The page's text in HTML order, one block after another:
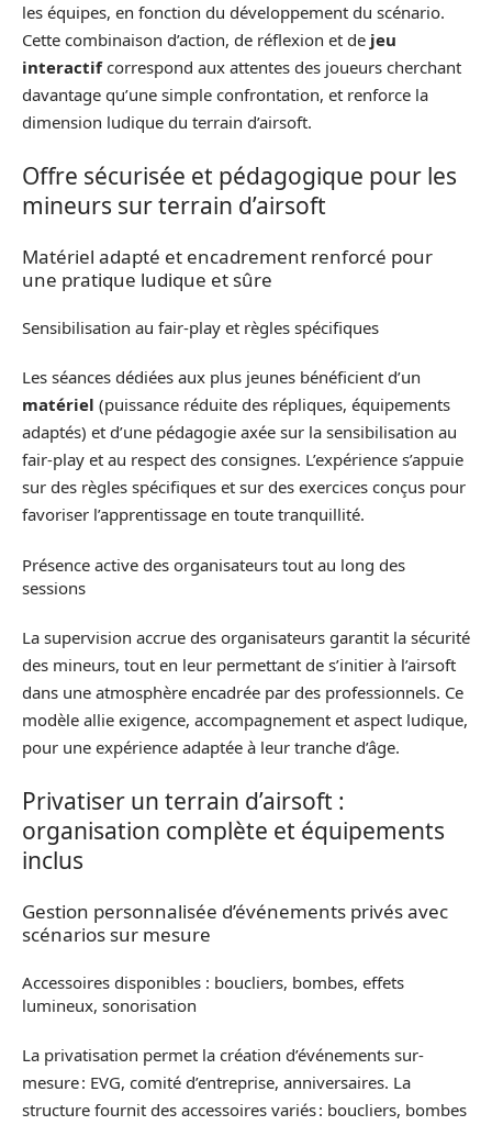
les équipes, en fonction du développement du scénario.
Cette combinaison d’action, de réflexion et de jeu
interactifcorrespond aux attentes des joueurs cherchant
davantage qu’une simple confrontation, et renforce la
dimension ludique du terrain d’airsoft.
Offre sécurisée et pédagogique pour les
mineurs sur terrain d’airsoft
Matériel adapté et encadrement renforcé pour
une pratique ludique et sûre
Sensibilisation au fair-play et règles spécifiques
Les séances dédiées aux plus jeunes bénéficient d’un
matériel (puissance réduite des répliques, équipements
adaptés) et d’une pédagogie axée sur la sensibilisation au
fair-play et au respect des consignes. L’expérience s’appuie
sur des règles spécifiques et sur des exercices conçus pour
favoriser l’apprentissage en toute tranquillité.
Présence active des organisateurs tout au long des
sessions
La supervision accrue des organisateurs garantit la sécurité
des mineurs, tout en leur permettant de s’initier à l’airsoft
dans une atmosphère encadrée par des professionnels. Ce
modèle allie exigence, accompagnement et aspect ludique,
pour une expérience adaptée à leur tranche d’âge.
Privatiser un terrain d’airsoft :
organisation complète et équipements
inclus
Gestion personnalisée d’événements privés avec
scénarios sur mesure
Accessoires disponibles : boucliers, bombes, effets
lumineux, sonorisation
La privatisation permet la création d’événements sur-
mesure : EVG, comité d’entreprise, anniversaires. La
structure fournit des accessoires variés : boucliers, bombes